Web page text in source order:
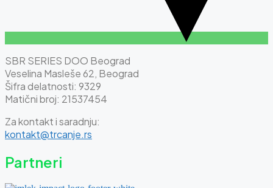
SBR SERIES DOO Beograd
Veselina Masleše 62, Beograd
Šifra delatnosti: 9329
Matični broj: 21537454
Za kontakt i saradnju:
kontakt@trcanje.rs
Partneri